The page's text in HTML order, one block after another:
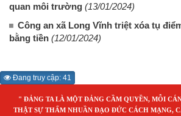
quan môi trường (13/01/2024)
Công an xã Long Vĩnh triệt xóa tụ
bằng tiền (12/01/2024)
Đang truy cập: 41
" ĐẢNG TA LÀ MỘT ĐẢNG CẦM QUYỀN, MỖI
THẬT SỰ THẤM NHUẦN ĐẠO ĐỨC CÁCH MẠNG,